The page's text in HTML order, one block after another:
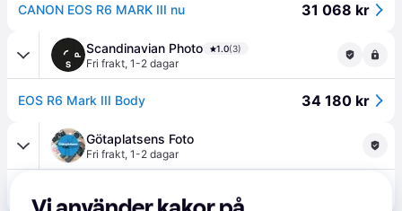
CANON EOS R6 MARK III nu 31 068 kr
Scandinavian Photo 1.0(3)
Fri frakt, 1-2 dagar
EOS R6 Mark III Body 34 180 kr
Götaplatsens Foto
Fri frakt, 1-2 dagar